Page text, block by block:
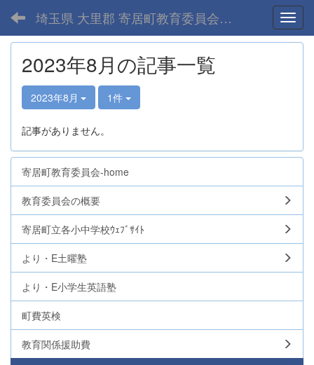
埼玉県 大里郡 寄居町教育委員会-home
2023年8月の記事一覧
2023年8月 1件
記事がありません。
寄居町教育委員会-home
教育委員会の概要
寄居町立各小中学校ｳｪﾌﾞｻｲﾄ
より・E土曜塾
より・E小学生英語塾
町費英検
教育関係援助費